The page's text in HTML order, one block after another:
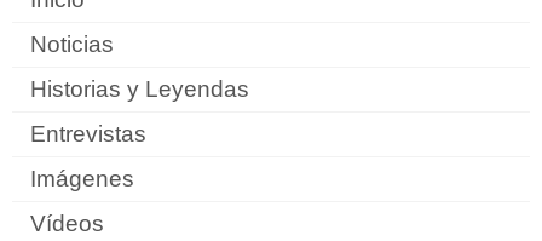
Noticias
Historias y Leyendas
Entrevistas
Imágenes
Vídeos